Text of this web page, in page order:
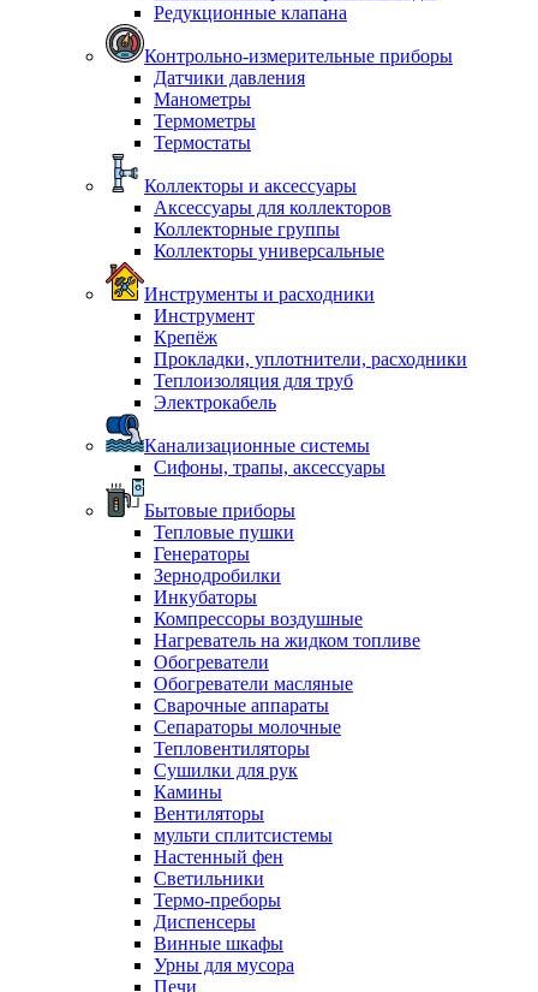
Редукционные клапана
Контрольно-измерительные приборы
Датчики давления
Манометры
Термометры
Термостаты
Коллекторы и аксессуары
Аксессуары для коллекторов
Коллекторные группы
Коллекторы универсальные
Инструменты и расходники
Инструмент
Крепёж
Прокладки, уплотнители, расходники
Теплоизоляция для труб
Электрокабель
Канализационные системы
Сифоны, трапы, аксессуары
Бытовые приборы
Тепловые пушки
Генераторы
Зернодробилки
Инкубаторы
Компрессоры воздушные
Нагреватель на жидком топливе
Обогреватели
Обогреватели масляные
Сварочные аппараты
Сепараторы молочные
Тепловентиляторы
Сушилки для рук
Камины
Вентиляторы
мульти сплитсистемы
Настенный фен
Светильники
Термо-преборы
Диспенсеры
Винные шкафы
Урны для мусора
Печи